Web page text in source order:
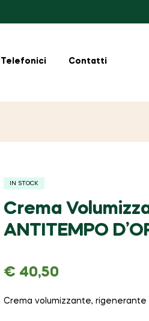
Telefonici Contatti
IN STOCK
Crema
ANTITEMPO
€ 40,50
Crema volumizzante,